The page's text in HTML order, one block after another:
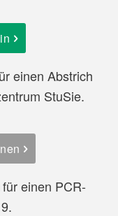
einen Abstrich
StuSie.
einen PCR-